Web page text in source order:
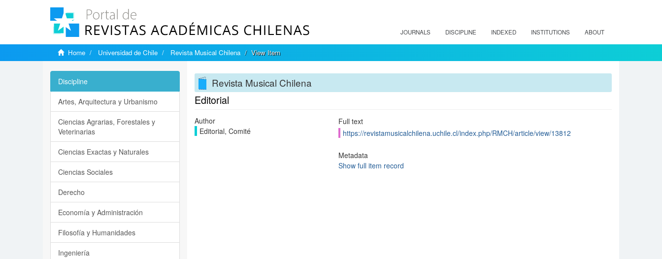
JOURNALS DISCIPLINE INDEXED INSTITUTIONS ABOUT
Home Universidad de Chile Revista Musical Chilena View Item
Revista Musical Chilena
Editorial
Author
Editorial, Comité
Full text
https://revistamusicalchilena.uchile.cl/index.php/RMCH/article/view/13812
Metadata
Show full item record
Discipline
Artes, Arquitectura y Urbanismo
Ciencias Agrarias, Forestales y
Veterinarias
Ciencias Exactas y Naturales
Ciencias Sociales
Derecho
Economía y Administración
Filosofía y Humanidades
Ingeniería